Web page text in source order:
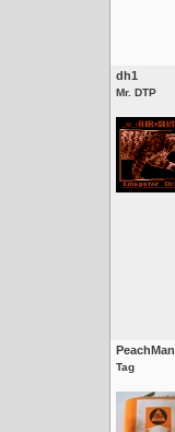
dh1
Mr. DTP
PeachMan
Tag